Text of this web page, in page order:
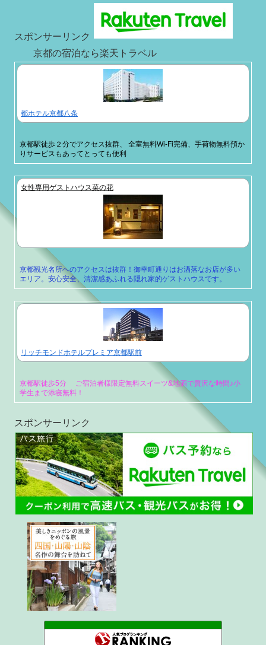
スポンサーリンク
京都の宿泊なら楽天トラベル
都ホテル京都八条
京都駅徒歩２分でアクセス抜群、 全室無料Wi-Fi完備、手荷物無料預か
りサービスもあってとっても便利
女性専用ゲストハウス菜の花
京都観光名所へのアクセスは抜群！御幸町通りはお洒落なお店が多い
エリア。安心安全、清潔感あふれる隠れ家的ゲストハウスです。
リッチモンドホテルプレミア京都駅前
京都駅徒歩5分 ご宿泊者様限定無料スイーツ&地酒で贅沢な時間♪小
学生まで添寝無料！
スポンサーリンク
かめちゃんの日記